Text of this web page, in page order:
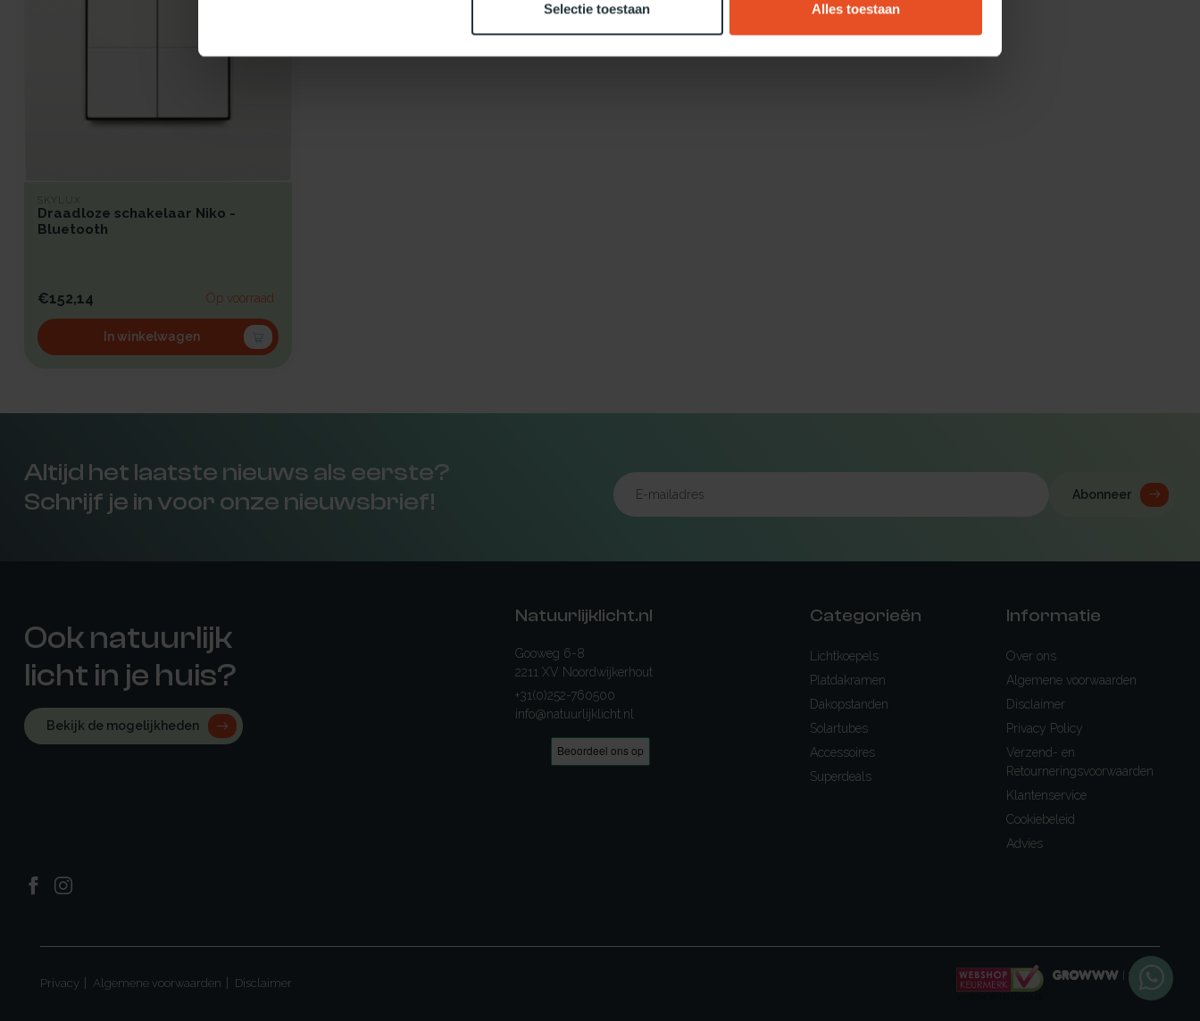
Selectie toestaan Alles toestaan
SKYLUX
Draadloze schakelaar Niko -
Bluetooth
€152,14 Op voorraad
In winkelwagen
Altijd het laatste nieuws als eerste?
Schrijf je in voor onze nieuwsbrief!
Abonneer
Ook natuurlijk
licht in je huis?
Bekijk de mogelijkheden
Natuurlijklicht.nl
Gooweg 6-8
2211 XV Noordwijkerhout
+31(0)252-760500
info@natuurlijklicht.nl
Categorieën
Lichtkoepels
Platdakramen
Dakopstanden
Solartubes
Accessoires
Superdeals
Informatie
Over ons
Algemene voorwaarden
Disclaimer
Privacy Policy
Verzend- en
Retourneringsvoorwaarden
Klantenservice
Cookiebeleid
Advies
Privacy Algemene voorwaarden Disclaimer